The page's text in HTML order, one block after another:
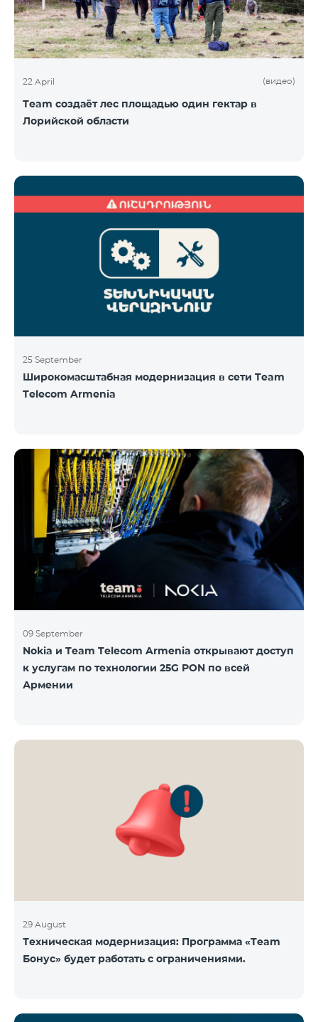
22 April (видео)
Team создаёт лес площадью один гектар в
Лорийской области
25 September
Широкомасштабная модернизация в сети Team
Telecom Armenia
09 September
Nokia и Team Telecom Armenia открывают доступ
к услугам по технологии 25G PON по всей
Армении
29 August
Техническая модернизация: Программа «Team
Бонус» будет работать с ограничениями.